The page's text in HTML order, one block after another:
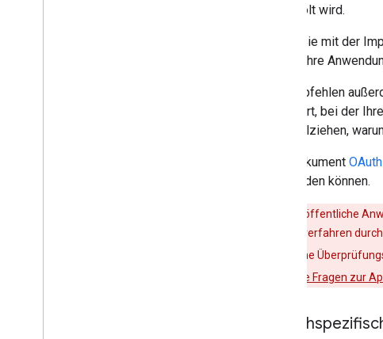
eingeholt wird.
Bevor Sie mit der
für die Ihre
Wir empfehlen
anfordert, bei der
nachvollziehen,
Das Dokument
verwenden können.
Wenn Ihre öffentliche
Überprüfungsverfahren
müssen Sie eine
häufig gestellte Fragen zur